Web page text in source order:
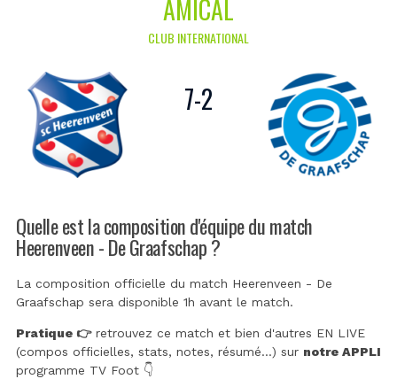
AMICAL
CLUB INTERNATIONAL
7-2
Quelle est la composition d'équipe du match
Heerenveen - De Graafschap ?
La composition officielle du match Heerenveen - De
Graafschap sera disponible 1h avant le match.
Pratique 👉retrouvez ce match et bien d'autres EN LIVE
(compos officielles, stats, notes, résumé...) sur notre APPLI
programme TV Foot 👇